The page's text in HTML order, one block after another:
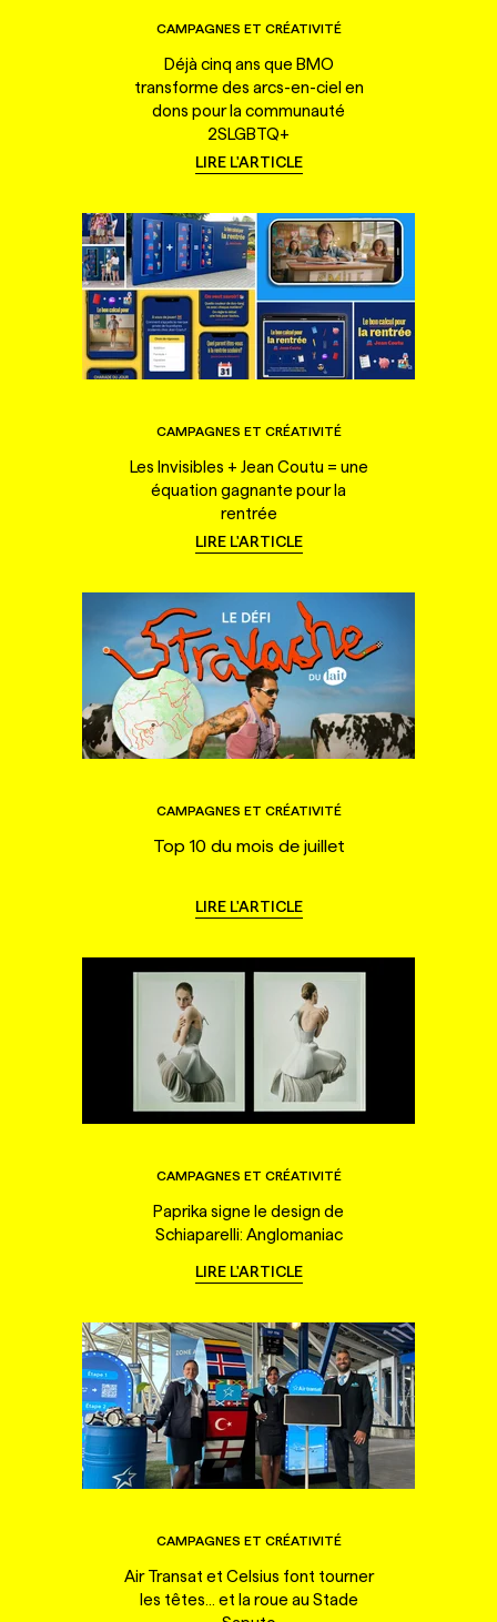
CAMPAGNES ET CRÉATIVITÉ
Déjà cinq ans que BMO
transforme des arcs-en-ciel en
dons pour la communauté
2SLGBTQ+
LIRE L'ARTICLE
CAMPAGNES ET CRÉATIVITÉ
Les Invisibles + Jean Coutu = une
équation gagnante pour la
rentrée
LIRE L'ARTICLE
CAMPAGNES ET CRÉATIVITÉ
Top 10 du mois de juillet
LIRE L'ARTICLE
CAMPAGNES ET CRÉATIVITÉ
Paprika signe le design de
Schiaparelli: Anglomaniac
LIRE L'ARTICLE
CAMPAGNES ET CRÉATIVITÉ
Air Transat et Celsius font tourner
les têtes... et la roue au Stade